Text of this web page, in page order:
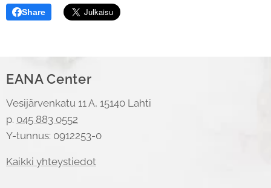
Share
EANA Center
Vesijärvenkatu 11 A, 15140 Lahti
p. 045 883 0552
Y-tunnus: 0912253-0
Kaikki yhteystiedot